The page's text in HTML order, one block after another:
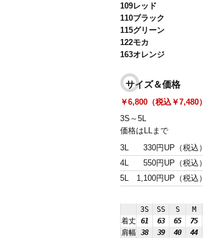
109レッド
110ブラック
115グリーン
122モカ
163オレンジ
サイズ＆価格
￥6,800（税込￥7,480）
3S～5L
価格はLLまで
3L
330円UP（税込）
4L
550円UP（税込）
5L
1,100円UP（税込）
3S SS S M
着丈
61 63 65 75
肩幅
38 39 40 44